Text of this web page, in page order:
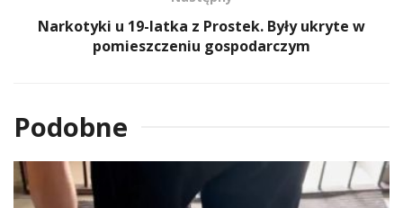
Narkotyki u 19-latka z Prostek. Były ukryte w
pomieszczeniu gospodarczym
Podobne